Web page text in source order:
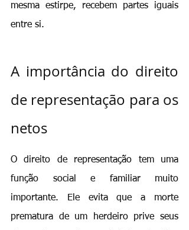
mesma estirpe, recebem partes iguais
entre si.
A importância do direito
de representação para os
netos
O direito de representação tem uma
função social e familiar muito
importante. Ele evita que a morte
prematura de um herdeiro prive seus